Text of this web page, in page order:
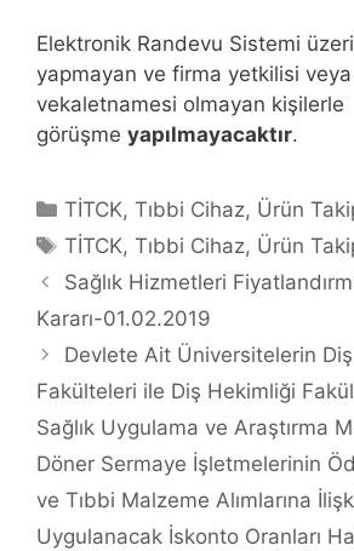
Elektronik Randevu Sistemi
yapmayan ve firma yetkilisi veya
vekaletnamesi olmayan kişilerle
görüşme yapılmayacaktır.
Kategoriler
TİTCK,Tıbbi Cihaz, Ürün
Etiketler
TİTCK,Tıbbi Cihaz, Ürün
Yazı
dolaşımı
Sağlık Hizmetleri
Kararı-01.02.2019
Devlete Ait Üniversitelerin
Fakülteleri ile Diş Hekimliği
Sağlık Uygulama ve Araştırma
Döner Sermaye İşletmelerinin
ve Tıbbi Malzeme Alımlarına
Uygulanacak İskonto Oranları